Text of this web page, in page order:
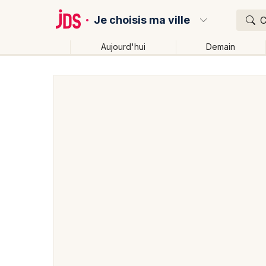
Je choisis ma ville
Aujourd'hui Demain